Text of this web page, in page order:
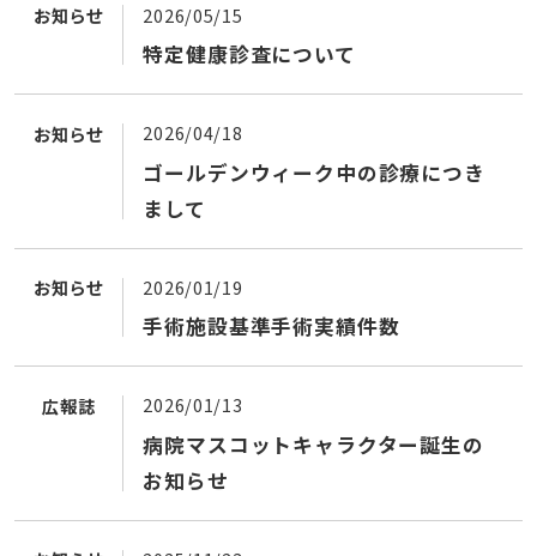
お知らせ 2026/05/15
特定健康診査について
お知らせ 2026/04/18
ゴールデンウィーク中の診療につき
まして
お知らせ 2026/01/19
手術施設基準手術実績件数
広報誌 2026/01/13
病院マスコットキャラクター誕生の
お知らせ